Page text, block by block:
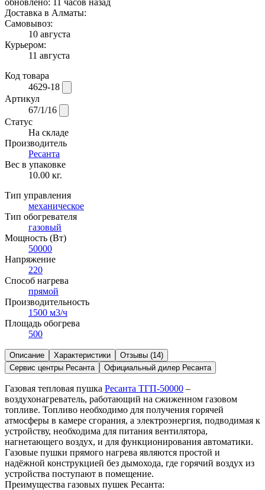
Доставка в Алматы:
Самовывоз:
10 августа
Курьером:
11 августа
Код товара
4629-18
Артикул
67/1/16
Статус
На складе
Производитель
Ресанта
Вес в упаковке
10.00 кг.
Тип управления
механическое
Тип обогревателя
газовый
Мощность (Вт)
50000
Напряжение
220
Способ нагрева
прямой
Производительность
1500 м3/ч
Площадь обогрева
500
Описание Характеристики
Отзывы (14)
Сервис центры Ресанта
Официальный дилер Ресанта
Газовая тепловая пушка Ресанта ТГП-50000 –
воздухонагреватель, работающий на сжиженном газовом
топливе. Топливо необходимо для получения горячей
атмосферы в камере сгорания, а электроэнергия, подводимая к
устройству, необходима для питания вентилятора,
нагнетающего воздух, и для функционирования автоматики.
Газовые пушки прямого нагрева являются простой и
надёжной конструкцией без дымохода, где горячий воздух из
устройства поступают в помещение.
Преимущества газовых пушек Ресанта: